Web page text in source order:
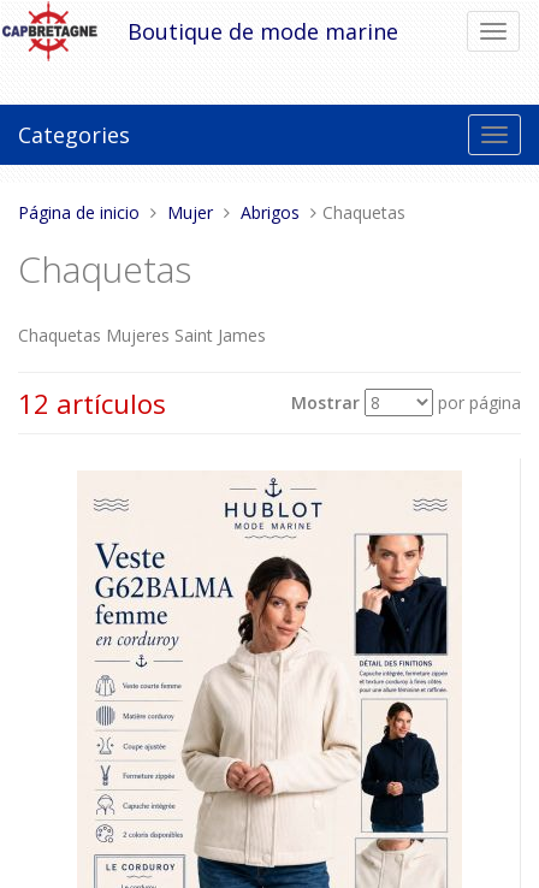
Pasar
al
contenido
el
de
Boutique de mode marine
Categories
Estas
Página de inicio Mujer Abrigos Chaquetas
Chaquetas
Chaquetas Mujeres Saint James
12 artículos Mostrar por página
Ordenar por Ver
como: